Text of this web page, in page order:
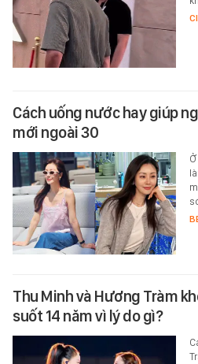
Cách uống nước hay giúp
mới ngoài 30
Thu Minh và Hương Tràm
suốt 14 năm vì lý do gì?